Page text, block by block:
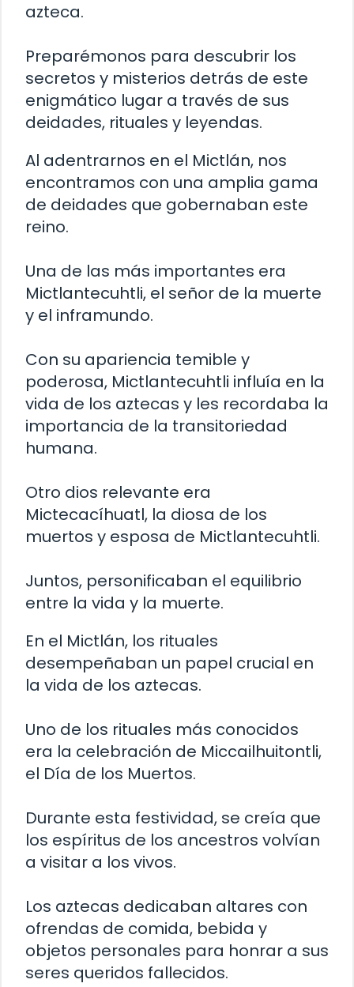
azteca.
Preparémonos para descubrir los
secretos y misterios detrás de este
enigmático lugar a través de sus
deidades, rituales y leyendas.
Al adentrarnos en el Mictlán, nos
encontramos con una amplia gama
de deidades que gobernaban este
reino.
Una de las más importantes era
Mictlantecuhtli, el señor de la muerte
y el inframundo.
Con su apariencia temible y
poderosa, Mictlantecuhtli influía en la
vida de los aztecas y les recordaba la
importancia de la transitoriedad
humana.
Otro dios relevante era
Mictecacíhuatl, la diosa de los
muertos y esposa de Mictlantecuhtli.
Juntos, personificaban el equilibrio
entre la vida y la muerte.
En el Mictlán, los rituales
desempeñaban un papel crucial en
la vida de los aztecas.
Uno de los rituales más conocidos
era la celebración de Miccailhuitontli,
el Día de los Muertos.
Durante esta festividad, se creía que
los espíritus de los ancestros volvían
a visitar a los vivos.
Los aztecas dedicaban altares con
ofrendas de comida, bebida y
objetos personales para honrar a sus
seres queridos fallecidos.